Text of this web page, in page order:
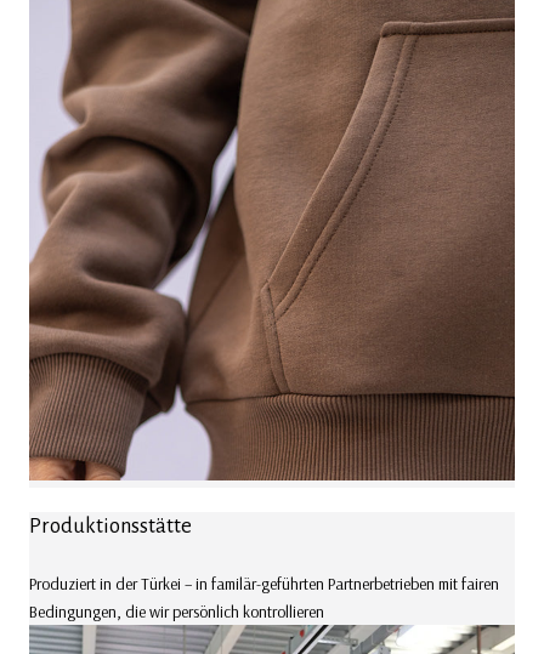
Produktionsstätte
Produziert in der Türkei – in familär-geführten Partnerbetrieben mit fairen
Bedingungen, die wir persönlich kontrollieren